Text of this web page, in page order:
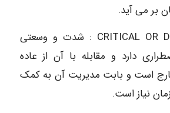
بر می آید.
بحران CRITICAL OR DISASTER : شدت و وسعتی
دارد و مقابله با آن از عاده
است و بابت مدیریت آن به کمک
نیاز است.